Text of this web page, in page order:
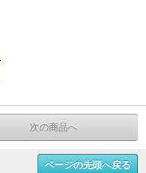
次の商品へ
ページの先頭へ戻る